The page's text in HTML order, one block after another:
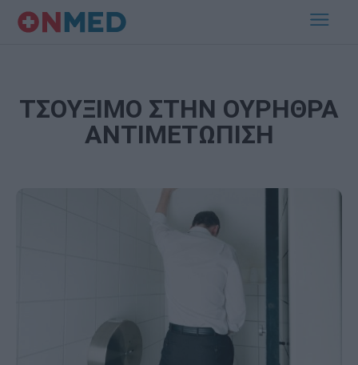
ΤΣΟΥΞΙΜΟ ΣΤΗΝ ΟΥΡΗΘΡΑ
ΑΝΤΙΜΕΤΩΠΙΣΗ